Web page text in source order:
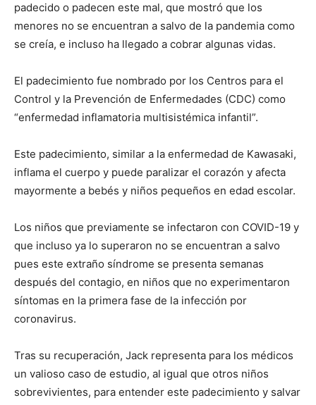
padecido o padecen este mal, que mostró que los
menores no se encuentran a salvo de la pandemia como
se creía, e incluso ha llegado a cobrar algunas vidas.
El padecimiento fue nombrado por los Centros para el
Control y la Prevención de Enfermedades (CDC) como
“enfermedad inflamatoria multisistémica infantil”.
Este padecimiento, similar a la enfermedad de Kawasaki,
inflama el cuerpo y puede paralizar el corazón y afecta
mayormente a bebés y niños pequeños en edad escolar.
Los niños que previamente se infectaron con COVID-19 y
que incluso ya lo superaron no se encuentran a salvo
pues este extraño síndrome se presenta semanas
después del contagio, en niños que no experimentaron
síntomas en la primera fase de la infección por
coronavirus.
Tras su recuperación, Jack representa para los médicos
un valioso caso de estudio, al igual que otros niños
sobrevivientes, para entender este padecimiento y salvar